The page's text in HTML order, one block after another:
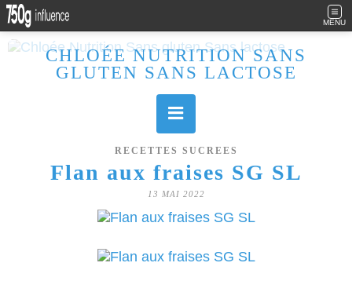
MENU
CHLOÉE NUTRITION SANS
GLUTEN SANS LACTOSE
RECETTES SUCREES
Flan aux fraises SG SL
13 MAI 2022